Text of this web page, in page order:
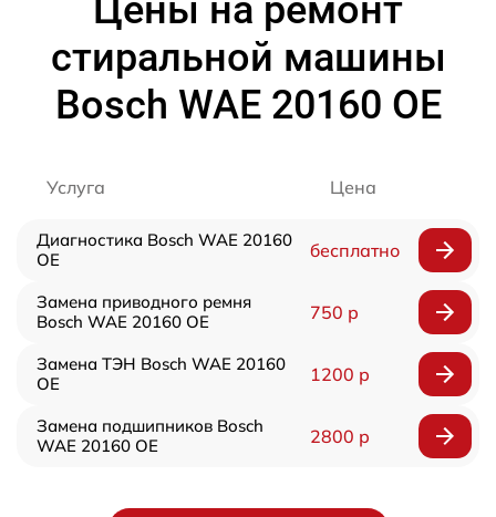
Цены на ремонт
стиральной машины
Bosch WAE 20160 OE
Услуга Цена
Диагностика Bosch WAE 20160
OE
бесплатно
Замена приводного ремня
Bosch WAE 20160 OE
750 р
Замена ТЭН Bosch WAE 20160
OE
1200 р
Замена подшипников Bosch
WAE 20160 OE
2800 р